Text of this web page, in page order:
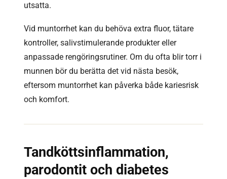
utsatta.
Vid muntorrhet kan du behöva extra fluor, tätare
kontroller, salivstimulerande produkter eller
anpassade rengöringsrutiner. Om du ofta blir torr i
munnen bör du berätta det vid nästa besök,
eftersom muntorrhet kan påverka både kariesrisk
och komfort.
Tandköttsinflammation,
parodontit och diabetes